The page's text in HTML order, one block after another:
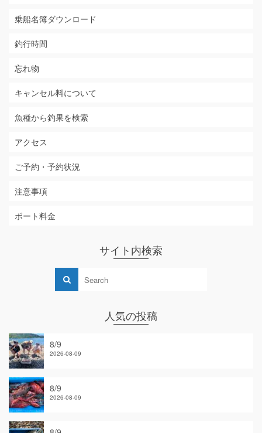
乗船名簿ダウンロード
釣行時間
忘れ物
キャンセル料について
魚種から釣果を検索
アクセス
ご予約・予約状況
注意事項
ボート料金
サイト内検索
人気の投稿
8/9
2026-08-09
8/9
2026-08-09